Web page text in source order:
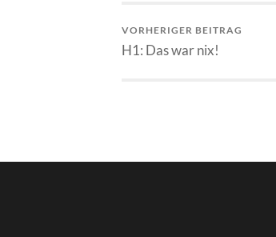
VORHERIGER BEITRAG
H1: Das war nix!